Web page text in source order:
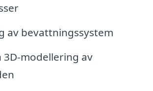
av bevattningssystem
3D-modellering av